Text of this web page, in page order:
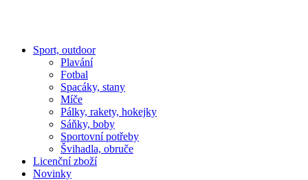
Sport, outdoor
Plavání
Fotbal
Spacáky, stany
Míče
Pálky, rakety, hokejky
Sáňky, boby
Sportovní potřeby
Švihadla, obruče
Licenční zboží
Novinky